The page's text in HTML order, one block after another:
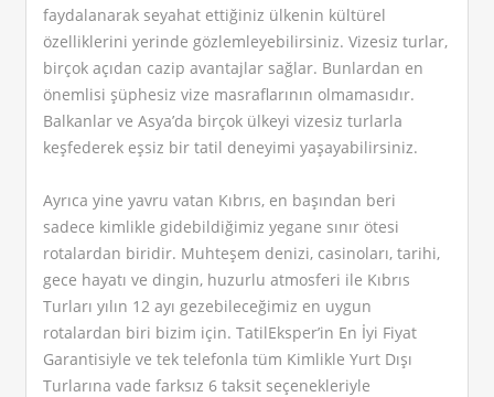
faydalanarak seyahat ettiğiniz ülkenin kültürel
özelliklerini yerinde gözlemleyebilirsiniz. Vizesiz turlar,
birçok açıdan cazip avantajlar sağlar. Bunlardan en
önemlisi şüphesiz vize masraflarının olmamasıdır.
Balkanlar ve Asya’da birçok ülkeyi vizesiz turlarla
keşfederek eşsiz bir tatil deneyimi yaşayabilirsiniz.
Ayrıca yine yavru vatan Kıbrıs, en başından beri
sadece kimlikle gidebildiğimiz yegane sınır ötesi
rotalardan biridir. Muhteşem denizi, casinoları, tarihi,
gece hayatı ve dingin, huzurlu atmosferi ile Kıbrıs
Turları yılın 12 ayı gezebileceğimiz en uygun
rotalardan biri bizim için. TatilEksper’in En İyi Fiyat
Garantisiyle ve tek telefonla tüm Kimlikle Yurt Dışı
Turlarına vade farksız 6 taksit seçenekleriyle